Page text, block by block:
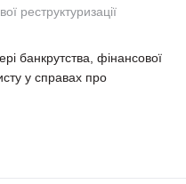
реструктуризації
банкрутства, фінансової
у справах про